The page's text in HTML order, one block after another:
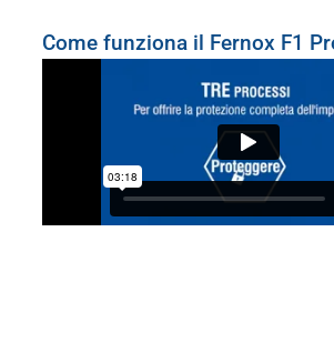
Come funziona il Fernox F1